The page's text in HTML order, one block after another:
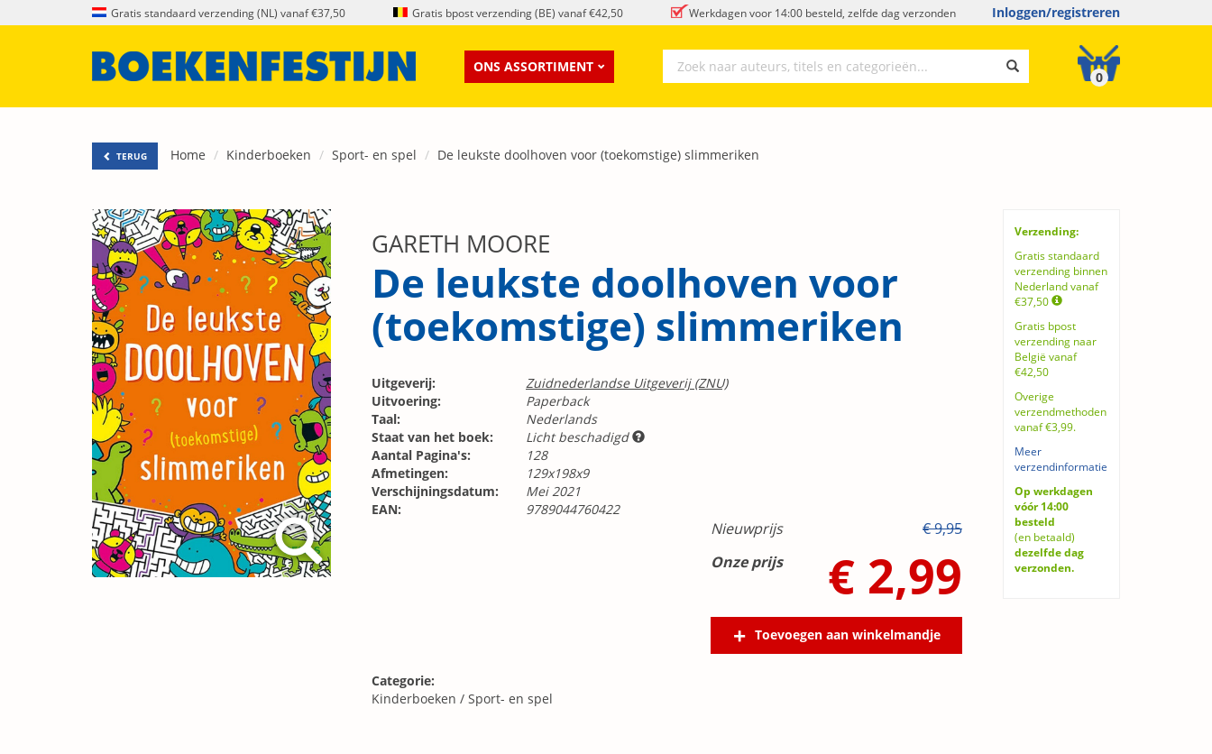
Gratis standaard verzending (NL) vanaf €37,50 Gratis bpost verzending (BE) vanaf €42,50 Werkdagen voor 14:00 besteld, zelfde dag verzonden Inloggen/registreren
ONS ASSORTIMENT
0
TERUG Home Kinderboeken Sport- en spel De leukste doolhoven voor (toekomstige) slimmeriken
Verzending:
Gratis standaard
verzending binnen
Nederland vanaf
€37,50
Gratis bpost
verzending naar
België vanaf
€42,50
Overige
verzendmethoden
vanaf €3,99.
Meer
verzendinformatie
Op werkdagen
vóór 14:00
besteld
(en betaald)
dezelfde dag
verzonden.
GARETH MOORE
De leukste doolhoven voor
(toekomstige) slimmeriken
Uitgeverij:
Zuidnederlandse Uitgeverij (ZNU)
Uitvoering:
Paperback
Taal:
Nederlands
Staat van het boek:
Licht beschadigd
Aantal Pagina's:
128
Afmetingen:
129x198x9
Verschijningsdatum:
Mei 2021
EAN:
9789044760422
Nieuwprijs
€ 9,95
Onze prijs
€ 2,99
Toevoegen aan winkelmandje
Categorie:
Kinderboeken / Sport- en spel